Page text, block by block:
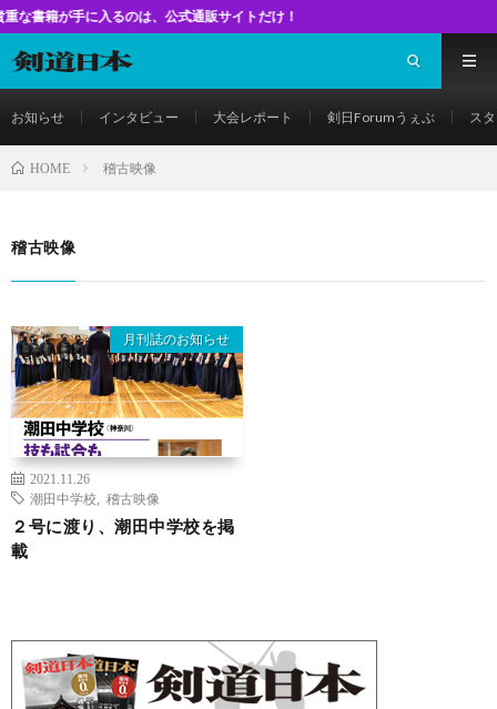
に入るのは、公式通販サイトだけ！
お知らせ インタビュー 大会レポート 剣日Forumうぇぶ ス
HOME 稽古映像
稽古映像
月刊誌のお知らせ
2021.11.26
潮田中学校
稽古映像
２号に渡り、潮田中学校を掲
載